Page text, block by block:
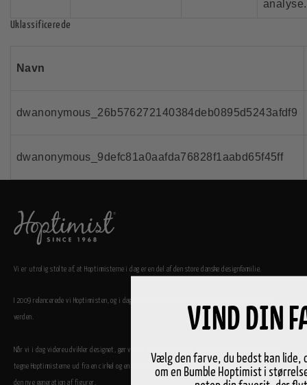
analyse.
Uklassificerede
Navn
dwanonymous_26b576272140384deb0895d5243afdf9
dwanonymous_9defc81a0aafda76828f1aabd65f45ff
Vi er utrolig stolte af, at Hoptimisterne i dag er en del af den store danske designfamilie.
I 2009 relancerede vi Hoptimisten, og i dag hopper figurerne igen i både Danmark og i resten af
verden.
Når vi i dag videreudvikler designet, gør vi det i Ehrenreichs ånd. Hans grundlæggende idé var at
tegne Hoptimisterne ud fra en cirkel og en ellipse, og den idé ligger til grund for både klassikerne og
den nye generation af figurer.
VIND DIN
Vælg den farve, du bedst kan
om en Bumble Hoptimist i